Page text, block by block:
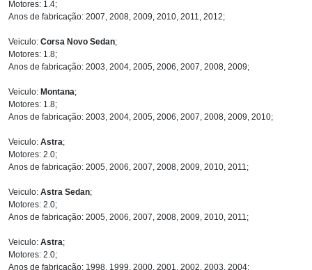
Motores: 1.4;
Anos de fabricação: 2007, 2008, 2009, 2010, 2011, 2012;
Veiculo: Corsa Novo Sedan;
Motores: 1.8;
Anos de fabricação: 2003, 2004, 2005, 2006, 2007, 2008, 2009;
Veiculo: Montana;
Motores: 1.8;
Anos de fabricação: 2003, 2004, 2005, 2006, 2007, 2008, 2009, 2010;
Veiculo: Astra;
Motores: 2.0;
Anos de fabricação: 2005, 2006, 2007, 2008, 2009, 2010, 2011;
Veiculo: Astra Sedan;
Motores: 2.0;
Anos de fabricação: 2005, 2006, 2007, 2008, 2009, 2010, 2011;
Veiculo: Astra;
Motores: 2.0;
Anos de fabricação: 1998, 1999, 2000, 2001, 2002, 2003, 2004;